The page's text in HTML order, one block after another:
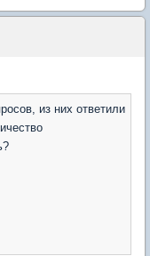
из них ответили